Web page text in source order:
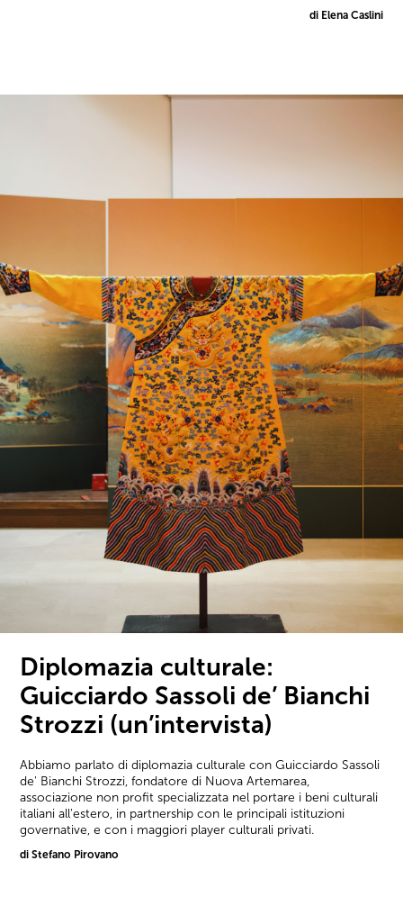
di Elena Caslini
Diplomazia culturale:
Guicciardo Sassoli de’ Bianchi
Strozzi (un’intervista)
Abbiamo parlato di diplomazia culturale con Guicciardo Sassoli
de' Bianchi Strozzi, fondatore di Nuova Artemarea,
associazione non profit specializzata nel portare i beni culturali
italiani all'estero, in partnership con le principali istituzioni
governative, e con i maggiori player culturali privati.
di Stefano Pirovano